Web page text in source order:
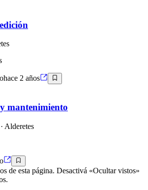
hace 2 años
mantenimiento
· Alderetes
de esta página. Desactivá «Ocultar vistos»